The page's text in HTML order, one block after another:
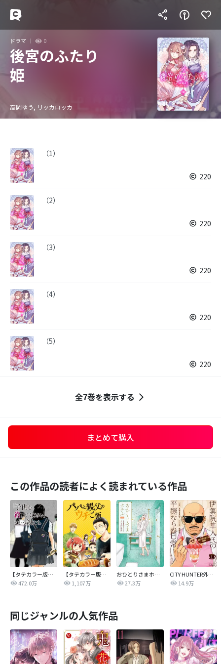
ドラマ 0
後宮のふたり
姫
高岡ゆう, リッカロッカ
（1）
220
（2）
220
（3）
220
（4）
220
（5）
220
全7巻を表示する
まとめて購入
この作品の読者によく読まれている作品
【タテカラー版】｢子供を殺してください｣という親たち
472.0万
【タテカラー版】パパと親父のウチご飯
1,107万
おひとりさまホテル
27.3万
CITY HUNTER外伝 伊集院隼人氏の平穏ならぬ日常
14.9万
同じジャンルの人気作品